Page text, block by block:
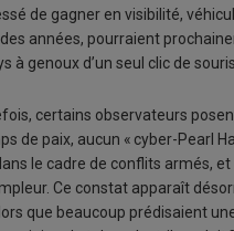
de gagner en visibilité,
années, pourraient
genoux d’un seul clic de souris.
certains observateurs
de paix, aucun « cyber-Pearl
le cadre de conflits armés, et
Ce constat apparaît
que beaucoup prédisaient